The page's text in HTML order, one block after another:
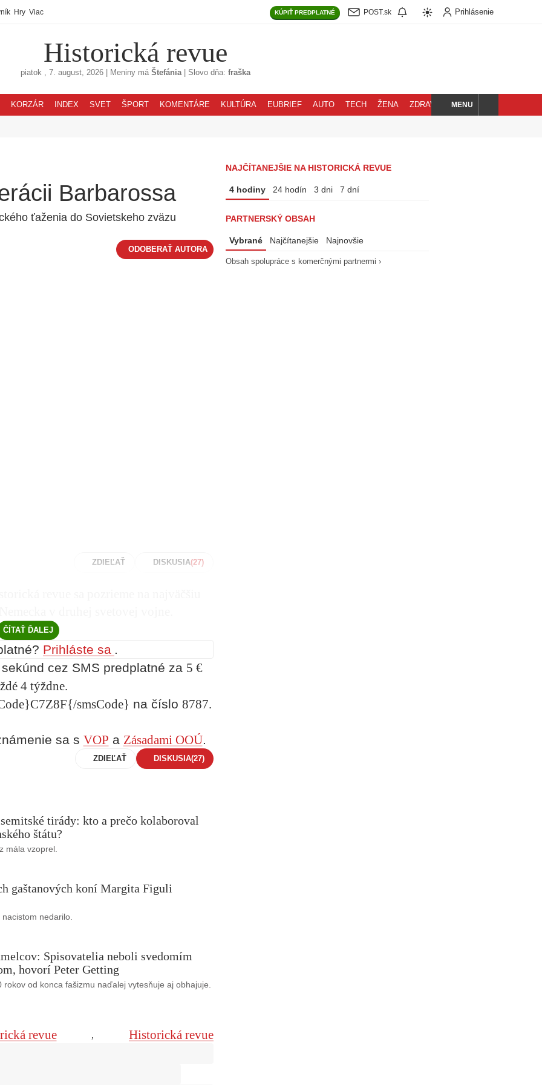
Hry Viac KÚPIŤ PREDPLATNÉ POST.sk Prihlásenie
Historická revue
piatok , 7. august, 2026 Meniny má Štefánia| Slovo dňa: fraška
KORZÁR INDEX SVET ŠPORT KOMENTÁRE KULTÚRA EUBRIEF AUTO TECH ŽENA ZDRAVIE BLOG
HĽADAJMENU
Barbarossa
ťaženia do Sovietskeho zväzu
ZDIEĽAŤ DISKUSIA
ČÍTAŤ ĎALEJ
Prihláste sa .
cez SMS predplatné za 5 €
4 týždne.
smsCode} na číslo 8787.
sa s VOP a Zásadami OOÚ.
ZDIEĽAŤ DISKUSIA(27)
tirády: kto a prečo kolaboroval
štátu?
mála vzoprel.
gaštanových koní Margita Figuli
nedarilo.
Spisovatelia neboli svedomím
hovorí Peter Getting
rokov od konca fašizmu naďalej vytesňuje aj obhajuje.
revue , Historická revue
NAJČÍTANEJŠIE NA HISTORICKÁ REVUE
4 hodiny 24 hodín 3 dni 7 dní
PARTNERSKÝ OBSAH
Vybrané Najčítanejšie Najnovšie
Obsah spolupráce s komerčnými partnermi ›